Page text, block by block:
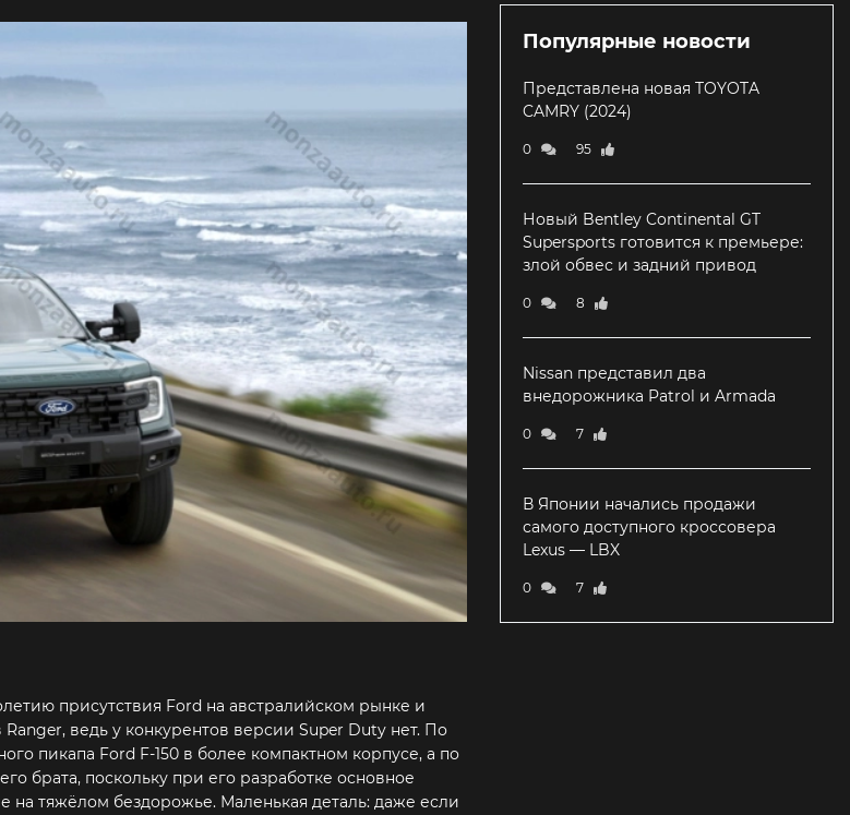
присутствия Ford на австралийском рынке и
ведь у конкурентов версии Super Duty нет. По
пикапа Ford F-150 в более компактном корпусе, а по
брата, поскольку при его разработке основное
на тяжёлом бездорожье. Маленькая деталь: даже если
Популярные новости
Представлена новая TOYOTA
CAMRY (2024)
0 95
Новый Bentley Continental GT
Supersports готовится к премьере:
злой обвес и задний привод
0 8
Nissan представил два
внедорожника Patrol и Armada
0 7
В Японии начались продажи
самого доступного кроссовера
Lexus — LBX
0 7